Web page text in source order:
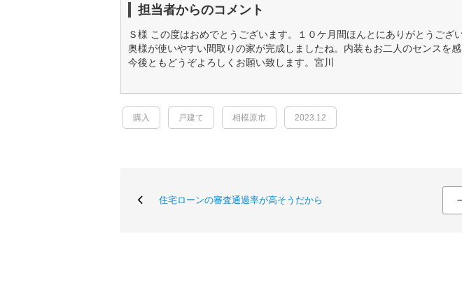
担当者からのコメント
Ｓ様 この度はおめでとうございます。１０ケ月間ほんとにありがとうござい
奥様が使いやすい間取りの家が完成しましたね。内装もお二人のセンスを感
今後ともどうぞよろしくお願い致します。宮川
購入 戸建て 相模原市 2023.12
住宅ローンの審査通過率が高そうだから